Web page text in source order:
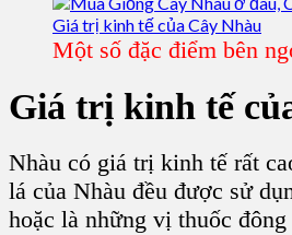
Một số đặc điểm bên
Giá trị kinh tế
Nhàu có giá trị kinh tế rất
lá của Nhàu đều được sử
hoặc là những vị thuốc